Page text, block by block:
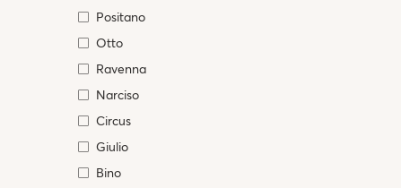
Positano
Otto
Ravenna
Narciso
Circus
Giulio
Bino